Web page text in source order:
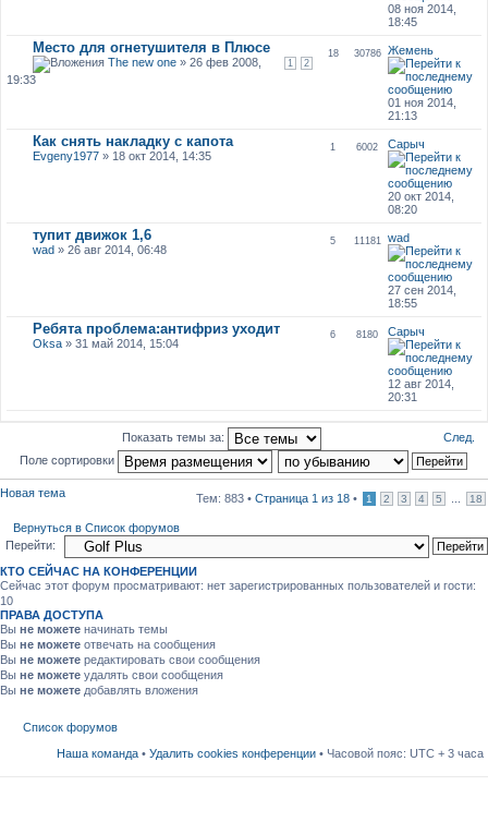
08 ноя 2014,
18:45
Место для огнетушителя в Плюсе
1 2
The new one» 26 фев 2008,
19:33
18 30786 Жемень
01 ноя 2014,
21:13
Как снять накладку с капота
Evgeny1977» 18 окт 2014, 14:35
1 6002 Сарыч
20 окт 2014,
08:20
тупит движок 1,6
wad» 26 авг 2014, 06:48
5 11181 wad
27 сен 2014,
18:55
Ребята проблема:антифриз уходит
Oksa» 31 май 2014, 15:04
6 8180 Сарыч
12 авг 2014,
20:31
След.
Показать темы за:
Поле сортировки
Новая тема Тем: 883 • Страница 1 из 18 • 1 2 3 4 5 18
Вернуться в Список форумов
Перейти:
КТО СЕЙЧАС НА КОНФЕРЕНЦИИ
Сейчас этот форум просматривают: нет зарегистрированных пользователей и гости:
10
ПРАВА ДОСТУПА
Вы не можете начинать темы
Вы не можете отвечать на сообщения
Вы не можете редактировать свои сообщения
Вы не можете удалять свои сообщения
Вы не можете добавлять вложения
Список форумов
Наша команда• Удалить cookies конференции• Часовой пояс: UTC + 3 часа